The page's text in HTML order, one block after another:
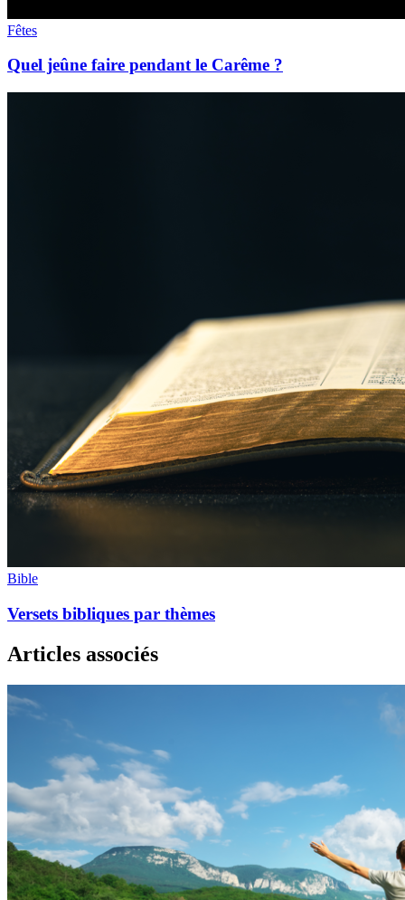
Fêtes
Quel jeûne faire pendant le Carême ?
Bible
Versets bibliques par thèmes
Articles associés